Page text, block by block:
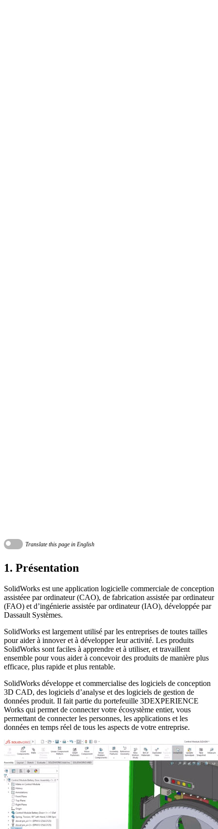
Translate this page in English
1. Présentation
SolidWorks est une application logicielle commerciale de conception
assistéee par ordinateur (CAO), de fabrication assistée par ordinateur
(FAO) et d’ingénierie assistée par ordinateur (IAO), développée par
Dassault Systèmes.
SolidWorks est largement utilisé par les entreprises de toutes tailles
pour aider à innover et à développer leur activité. Les produits
SolidWorks sont faciles à apprendre et à utiliser, et travaillent
ensemble pour vous aider à concevoir des produits de manière plus
efficace, plus rapide et plus rentable.
SolidWorks développe et commercialise des logiciels de conception
3D CAD, des logiciels d’analyse et des logiciels de gestion de
données produit. Il fait partie du portefeuille 3DEXPERIENCE
Works qui permet de connecter votre écosystème entier, vous
permettant de connecter les personnes, les applications et les
données en temps réel de tous les aspects de votre entreprise.